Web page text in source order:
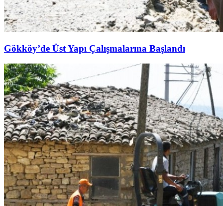
Gökköy’de Üst Yapı Çalışmalarına Başlandı